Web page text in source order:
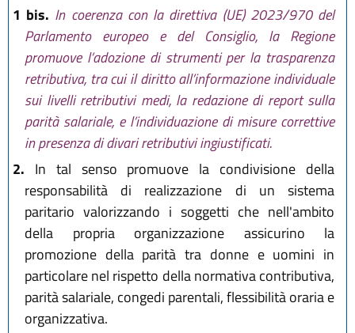
1 bis. In coerenza con la direttiva (UE) 2023/970 del
Parlamento europeo e del Consiglio, la Regione
promuove l’adozione di strumenti per la trasparenza
retributiva, tra cui il diritto all’informazione individuale
sui livelli retributivi medi, la redazione di report sulla
parità salariale, e l’individuazione di misure correttive
in presenza di divari retributivi ingiustificati.
2. In tal senso promuove la condivisione della
responsabilità di realizzazione di un sistema
paritario valorizzando i soggetti che nell'ambito
della propria organizzazione assicurino la
promozione della parità tra donne e uomini in
particolare nel rispetto della normativa contributiva,
parità salariale, congedi parentali, flessibilità oraria e
organizzativa.